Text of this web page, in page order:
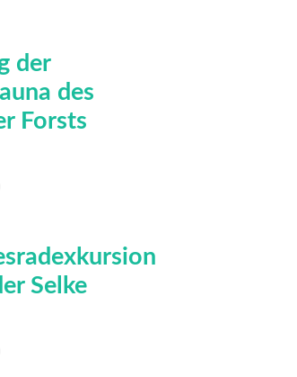
der
des
Forsts
Selke